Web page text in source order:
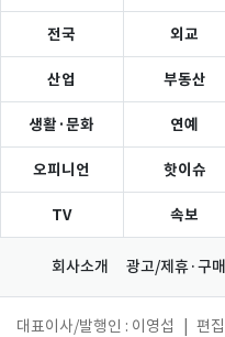
전국 외교
산업 부동산
생활·문화 연예
오피니언 핫이슈
TV 속보
회사소개 광고/제휴·구
대표이사/발행인 : 이영섭 편